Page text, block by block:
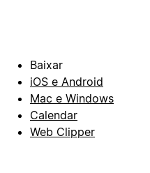
Baixar
iOS e Android
Mac e Windows
Calendar
Web Clipper